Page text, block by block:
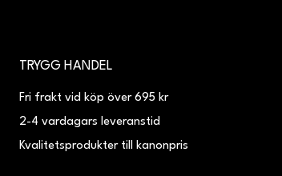
TRYGG HANDEL
Fri frakt vid köp över 695 kr
2-4 vardagars leveranstid
Kvalitetsprodukter till kanonpris